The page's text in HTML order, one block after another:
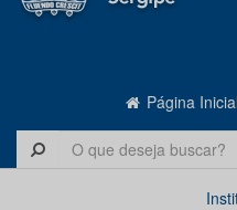
Página Inicial